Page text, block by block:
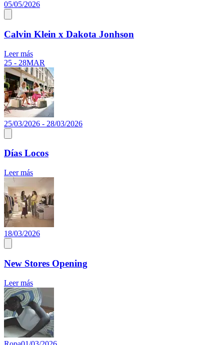
05/05/2026
Calvin Klein x Dakota Jonhson
Leer más
25 - 28MAR
25/03/2026 - 28/03/2026
Días Locos
Leer más
18/03/2026
New Stores Opening
Leer más